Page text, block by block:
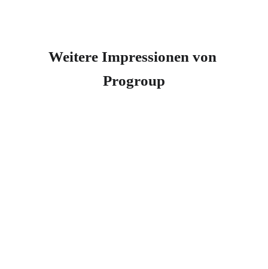
Weitere Impressionen von
Progroup